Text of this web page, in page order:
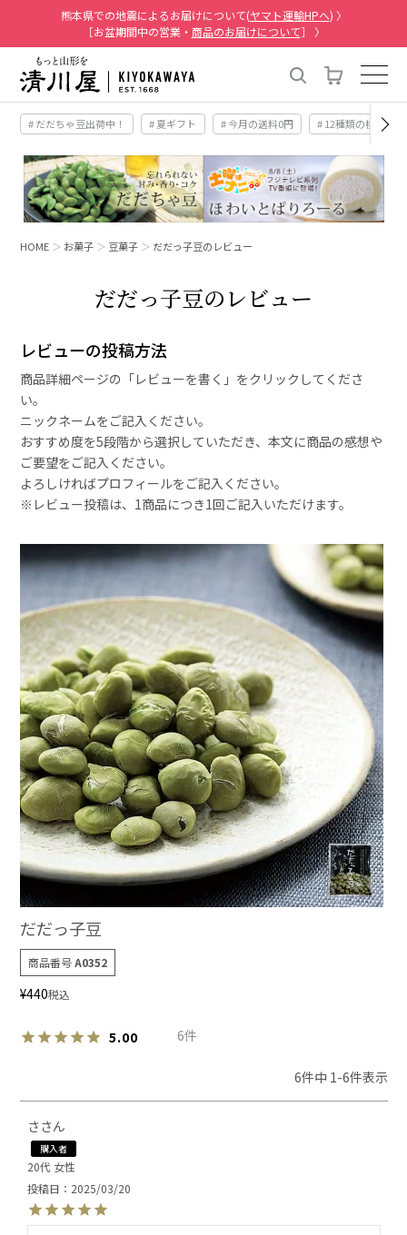
熊本県での地震によるお届けについて(ヤマト運輸HPへ) 〉
［お盆期間中の営業・ 商品のお届けについて］ 〉
# だだちゃ豆出荷中！ # 夏ギフト # 今月の送料0円 # 12種類の桃
HOME お菓子 豆菓子 だだっ子豆のレビュー
だだっ子豆のレビュー
レビューの投稿方法
商品詳細ページの「レビューを書く」をクリックしてくださ
い。
ニックネームをご記入ください。
おすすめ度を5段階から選択していただき、本文に商品の感想や
ご要望をご記入ください。
よろしければプロフィールをご記入ください。
※レビュー投稿は、1商品につき1回ご記入いただけます。
だだっ子豆
商品番号 A0352
¥440税込
5.00 6
6件中 1-6件表示
さ
購入者
20代 女性
投稿日
2025/03/20